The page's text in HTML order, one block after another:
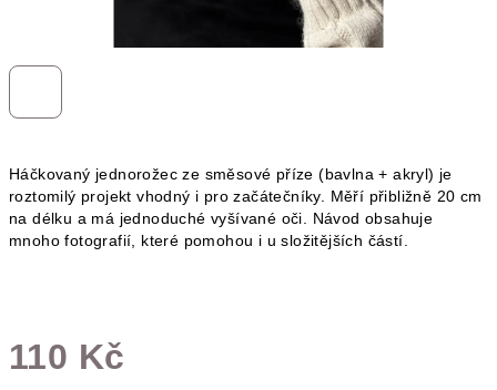
Háčkovaný jednorožec ze směsové příze (bavlna + akryl) je
roztomilý projekt vhodný i pro začátečníky. Měří přibližně 20 cm
na délku a má jednoduché vyšívané oči. Návod obsahuje
mnoho fotografií, které pomohou i u složitějších částí.
110 Kč